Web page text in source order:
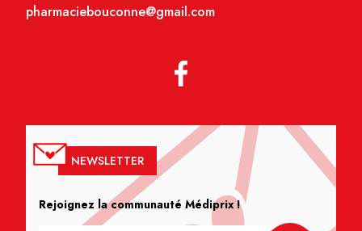
pharmaciebouconne@gmail.com
NEWSLETTER
Rejoignez la communauté Médiprix !